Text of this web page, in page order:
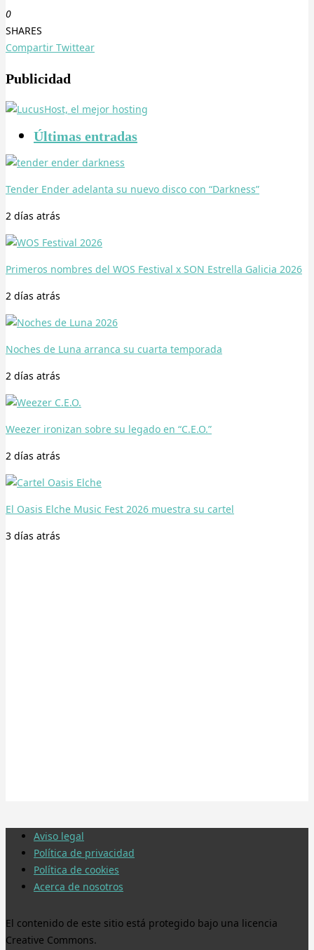
0
SHARES
Compartir Twittear
Publicidad
Últimas entradas
Tender Ender adelanta su nuevo disco con “Darkness”
2 días atrás
Primeros nombres del WOS Festival x SON Estrella Galicia 2026
2 días atrás
Noches de Luna arranca su cuarta temporada
2 días atrás
Weezer ironizan sobre su legado en “C.E.O.”
2 días atrás
El Oasis Elche Music Fest 2026 muestra su cartel
3 días atrás
Aviso legal
Política de privacidad
Política de cookies
Acerca de nosotros
El contenido de este sitio está protegido bajo una licencia
Creative Commons.